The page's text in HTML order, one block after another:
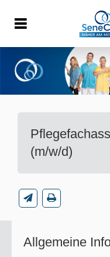
(m/w/d)
Allgemeine